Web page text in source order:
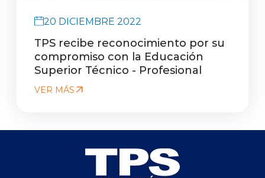
20 DICIEMBRE 2022
TPS recibe reconocimiento por su
compromiso con la Educación
Superior Técnico - Profesional
VER MÁS